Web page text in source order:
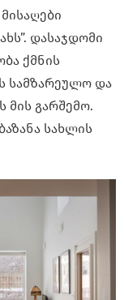
დასაჯდომი
ქმნის
სამზარეულო და
მის გარშემო.
სახლის